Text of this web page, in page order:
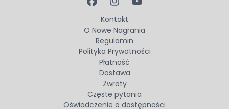
Kontakt
O Nowe Nagrania
Regulamin
Polityka Prywatności
Płatność
Dostawa
Zwroty
Częste pytania
Oświadczenie o dostępności